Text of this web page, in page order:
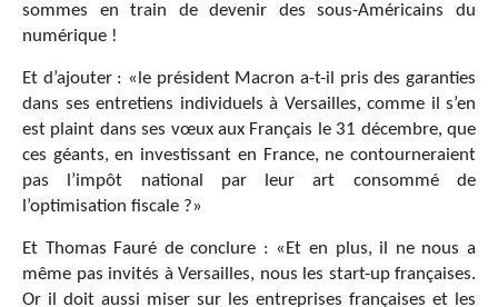
sommes en train de devenir des sous-Américains du
numérique !
Et d’ajouter : «le président Macron a-t-il pris des garanties
dans ses entretiens individuels à Versailles, comme il s’en
est plaint dans ses vœux aux Français le 31 décembre, que
ces géants, en investissant en France, ne contourneraient
pas l’impôt national par leur art consommé de
l’optimisation fiscale ?»
Et Thomas Fauré de conclure : «Et en plus, il ne nous a
même pas invités à Versailles, nous les start-up françaises.
Or il doit aussi miser sur les entreprises françaises et les